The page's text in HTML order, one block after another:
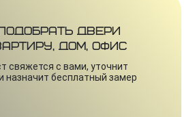
двери
дом, офис
свяжется с вами, уточнит
назначит бесплатный замер